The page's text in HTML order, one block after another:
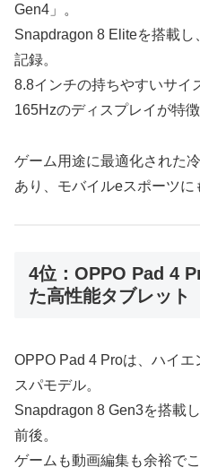
Gen4」。
Snapdragon 8 Eliteを搭載
記録。
8.8インチの持ちやすいサイ
165Hzのディスプレイが特徴
ゲーム用途に最適化された
あり、モバイルeスポーツに
4位：OPPO Pad 4
た高性能タブレット
OPPO Pad 4 Proは、ハイ
スパモデル。
Snapdragon 8 Gen3を搭載
前後。
ゲームも動画編集も余裕で